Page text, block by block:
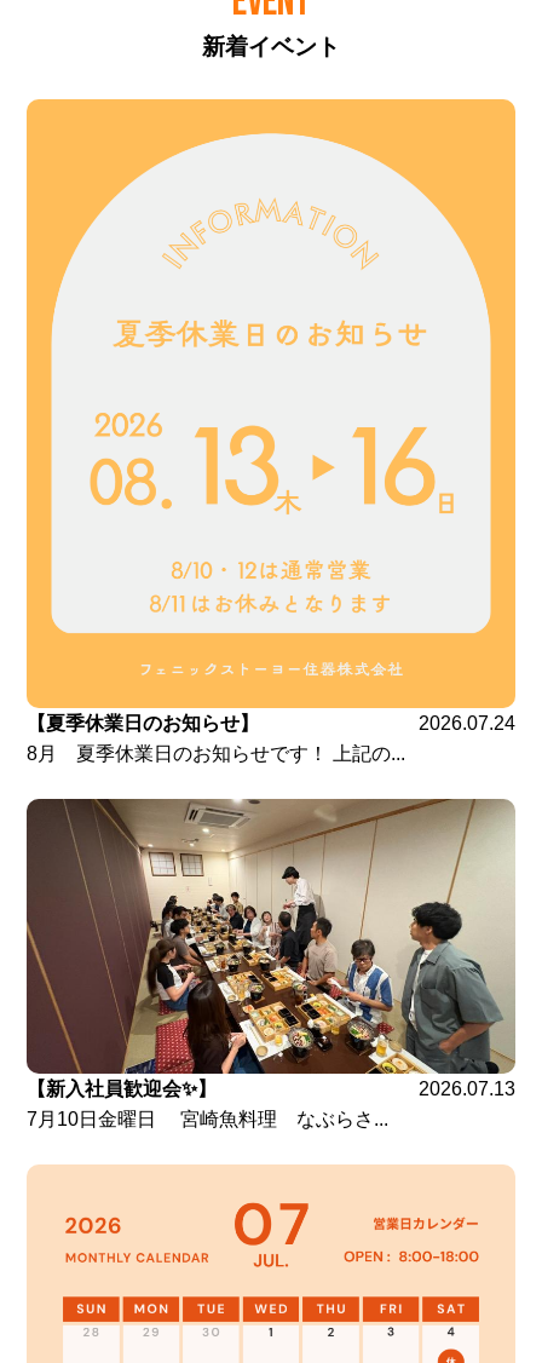
新着イベント
【夏季休業日のお知らせ】
2026.07.24
8月 夏季休業日のお知らせです！ 上記の...
【新入社員歓迎会✨】
2026.07.13
7月10日金曜日 宮崎魚料理 なぶらさ...